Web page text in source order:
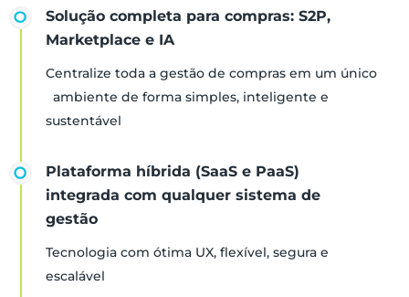
Solução completa para compras: S2P,
Marketplace e IA
Centralize toda a gestão de compras em um único
ambiente de forma simples, inteligente e
sustentável
Plataforma híbrida (SaaS e PaaS)
integrada com qualquer sistema de
gestão
Tecnologia com ótima UX, flexível, segura e
escalável